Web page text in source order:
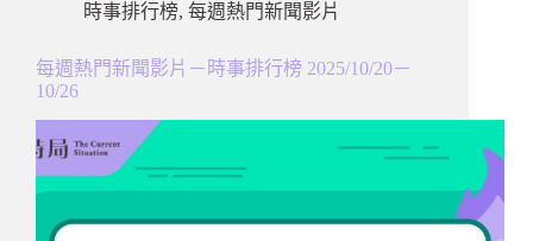
時事排行榜, 每週熱門新聞影片
每週熱門新聞影片－時事排行榜 2025/10/20－
10/26